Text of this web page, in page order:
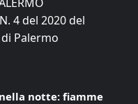
4 del 2020 del
Palermo
notte: fiamme